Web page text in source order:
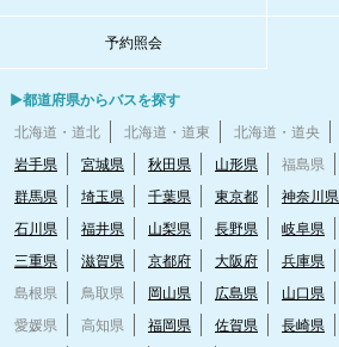
予約照会
▶都道府県からバスを探す
北海道・道北
北海道・道東 北海道・道央
岩手県
宮城県 秋田県 山形県 福島県
群馬県
埼玉県 千葉県 東京都 神奈川県
石川県
福井県 山梨県 長野県 岐阜県
三重県
滋賀県 京都府 大阪府 兵庫県
島根県
鳥取県 岡山県 広島県 山口県
愛媛県
高知県 福岡県 佐賀県 長崎県